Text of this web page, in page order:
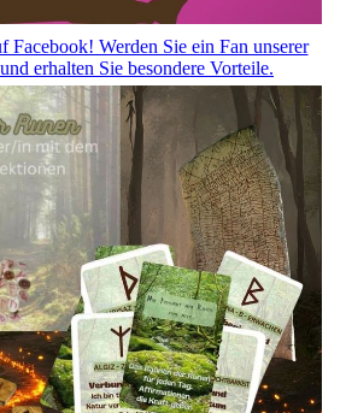
Facebook! Werden Sie ein Fan unserer
erhalten Sie besondere Vorteile.